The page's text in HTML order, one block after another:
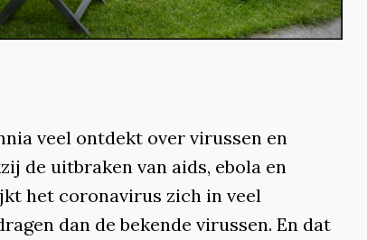
veel ontdekt over virussen en
de uitbraken van aids, ebola en
het coronavirus zich in veel
dan de bekende virussen. En dat